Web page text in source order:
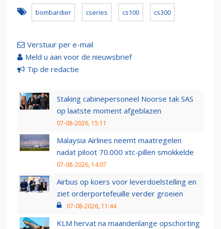
bombardier cseries cs100 cs300
Verstuur per e-mail
Meld u aan voor de nieuwsbrief
Tip de redactie
Staking cabinepersoneel Noorse tak SAS
op laatste moment afgeblazen
07-08-2026, 15:11
Malaysia Airlines neemt maatregelen
nadat piloot 70.000 xtc-pillen smokkelde
07-08-2026, 14:07
Airbus op koers voor leverdoelstelling en
ziet orderportefeuille verder groeien
07-08-2026, 11:44
KLM hervat na maandenlange opschorting